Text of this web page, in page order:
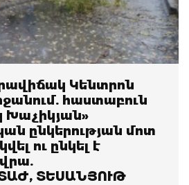
Կենտրոն
հաստաբուն
Խաչիկյան»
ընկերության մոտ
ու ընկել է
ՏԵՍԱՆՅՈՒԹ